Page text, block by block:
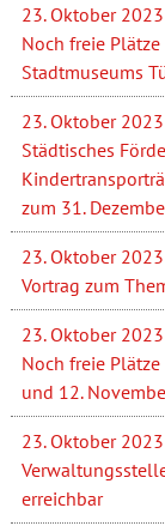
23. Oktober 2023
Noch freie
Stadtmuseums
23. Oktober 2023
Städtisches
zum 31.
23. Oktober 2023
Vortrag zum
23. Oktober 2023
Noch freie
und 12.
23. Oktober 2023
erreichbar